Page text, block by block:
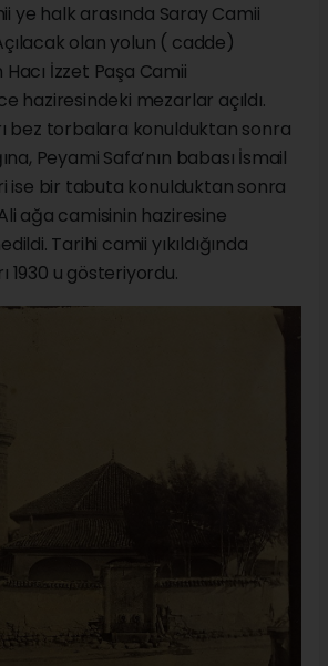
ye halk arasında Saray Camii
olan yolun ( cadde)
İzzet Paşa Camii
haziresindeki mezarlar açıldı.
bez torbalara konulduktan sonra
Peyami Safa’nın babası İsmail
ise bir tabuta konulduktan sonra
ağa camisinin haziresine
Tarihi camii yıkıldığında
1930 u gösteriyordu.